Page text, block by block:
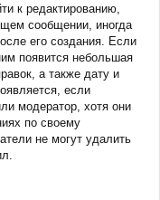
к редактированию,
сообщении, иногда
его создания. Если
появится небольшая
а также дату и
если
модератор, хотя они
по своему
не могут удалить